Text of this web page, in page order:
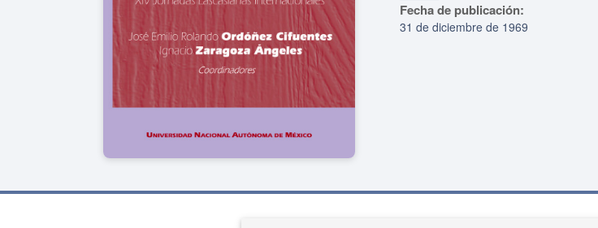
Fecha de publicación:
31 de diciembre de 1969